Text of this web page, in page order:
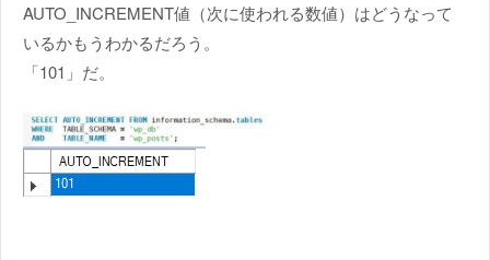
AUTO_INCREMENT値（次に使われる数値）はどうなって
いるかもうわかるだろう。
「101」だ。